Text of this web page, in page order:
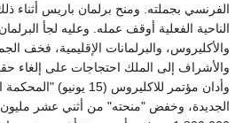
الفرنسي بجملته. ومنح برلمان باريس أثناء
الناحية الفعلية أوقف عمله. وعليه لجأ البرلمان
والأكليروس، والبرلمانات الإقليمية، فخف
والأشراف إلى الملك احتجاجات على إلغاء
وأدان مؤتمر للاكليروس (15
الجديدة، وخفض "منحته" من أثني عشر